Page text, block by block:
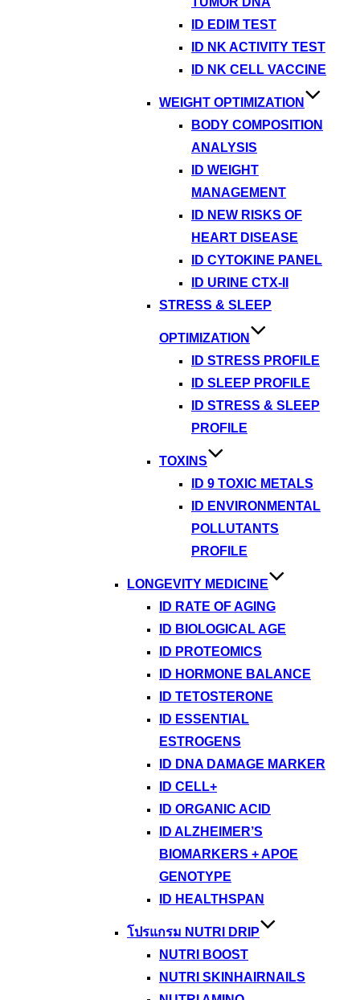
ID EDIM TEST
ID NK ACTIVITY TEST
ID NK CELL VACCINE
WEIGHT OPTIMIZATION
BODY COMPOSITION
ANALYSIS
ID WEIGHT
MANAGEMENT
ID NEW RISKS OF
HEART DISEASE
ID CYTOKINE PANEL
ID URINE CTX-II
STRESS & SLEEP
OPTIMIZATION
ID STRESS PROFILE
ID SLEEP PROFILE
ID STRESS & SLEEP
PROFILE
TOXINS
ID 9 TOXIC METALS
ID ENVIRONMENTAL
POLLUTANTS
PROFILE
LONGEVITY MEDICINE
ID RATE OF AGING
ID BIOLOGICAL AGE
ID PROTEOMICS
ID HORMONE BALANCE
ID TETOSTERONE
ID ESSENTIAL
ESTROGENS
ID DNA DAMAGE MARKER
ID CELL+
ID ORGANIC ACID
ID ALZHEIMER’S
BIOMARKERS + APOE
GENOTYPE
ID HEALTHSPAN
โปรแกรม NUTRI DRIP
NUTRI BOOST
NUTRI SKINHAIRNAILS